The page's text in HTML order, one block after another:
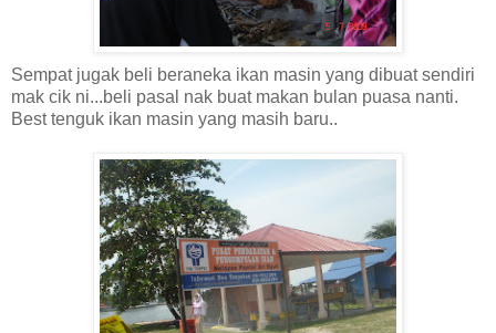
Sempat jugak beli beraneka ikan masin yang dibuat sendiri
mak cik ni...beli pasal nak buat makan bulan puasa nanti.
Best tenguk ikan masin yang masih baru..